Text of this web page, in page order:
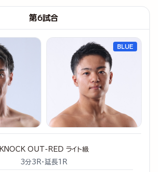
第6試合
KNOCK OUT-RED ライト級
3分3R・延長1R
BLUE